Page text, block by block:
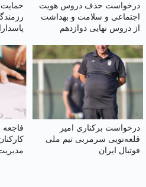
درخواست حذف دروس هویت
اجتماعی و سلامت و بهداشت
از دروس نهایی دوازدهم
حمایت
درخواست برکناری امیر
قلعه‌نویی سرمربی تیم ملی
فوتبال ایران